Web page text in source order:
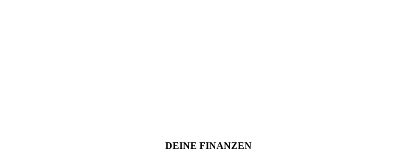
DEINE FINANZEN